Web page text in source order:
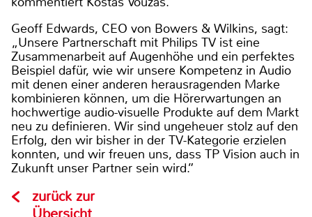
Geoff Edwards, CEO von Bowers & Wilkins, sagt:
„Unsere Partnerschaft mit Philips TV ist eine
Zusammenarbeit auf Augenhöhe und ein perfektes
Beispiel dafür, wie wir unsere Kompetenz in Audio
mit denen einer anderen herausragenden Marke
kombinieren können, um die Hörerwartungen an
hochwertige audio-visuelle Produkte auf dem Markt
neu zu definieren. Wir sind ungeheuer stolz auf den
Erfolg, den wir bisher in der TV-Kategorie erzielen
konnten, und wir freuen uns, dass TP Vision auch in
Zukunft unser Partner sein wird.”
zurück zur